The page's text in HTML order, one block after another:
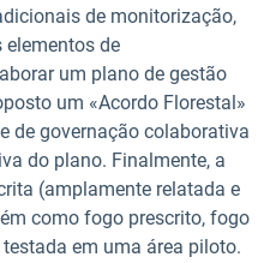
de monitorização,
de
um plano de gestão
um «Acordo Florestal»
de governação colaborativa
do plano. Finalmente, a
(amplamente relatada e
como fogo prescrito, fogo
em uma área piloto.